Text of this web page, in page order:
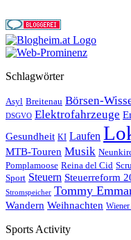
Schlagwörter
Asyl Breitenau Börsen-
DSGVO Elektrofahrzeuge
Gesundheit KI Laufen
MTB-Touren Musik
Pomplamoose Reina del Cid
Sport Steuern Steuerreform
Stromspeicher Tommy
Wandern Weihnachten
Sports Activity